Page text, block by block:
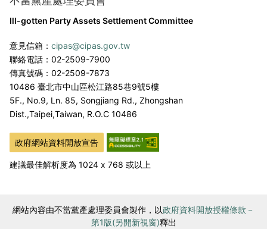
Ill-gotten Party Assets Settlement Committee
意見信箱： cipas@cipas.gov.tw
聯絡電話：02-2509-7900
傳真號碼：02-2509-7873
10486 臺北市中山區松江路85巷9號5樓
5F., No.9, Ln. 85, Songjiang Rd., Zhongshan
Dist.,Taipei,Taiwan, R.O.C 10486
政府網站資料開放宣告
建議最佳解析度為 1024 x 768 或以上
網站內容由不當黨產處理委員會製作，以政府資料開放授權條款－
第1版(另開新視窗)釋出